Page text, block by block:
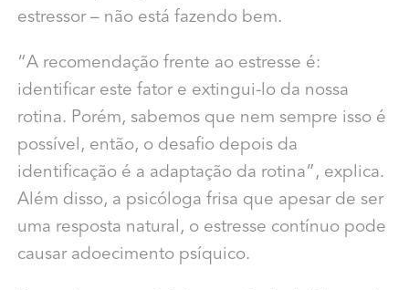
estressor – não está fazendo bem.
“A recomendação frente ao estresse é:
identificar este fator e extingui-lo da nossa
rotina. Porém, sabemos que nem sempre isso é
possível, então, o desafio depois da
identificação é a adaptação da rotina”, explica.
Além disso, a psicóloga frisa que apesar de ser
uma resposta natural, o estresse contínuo pode
causar adoecimento psíquico.